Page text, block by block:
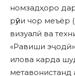
номзадҳоро дар
рӯйи чор меъёр
визуалӣ ва
«Равиши
илова карда
метавонистанд